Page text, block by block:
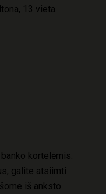
13 vieta.
kortelėmis.
galite atsiimti
iš anksto